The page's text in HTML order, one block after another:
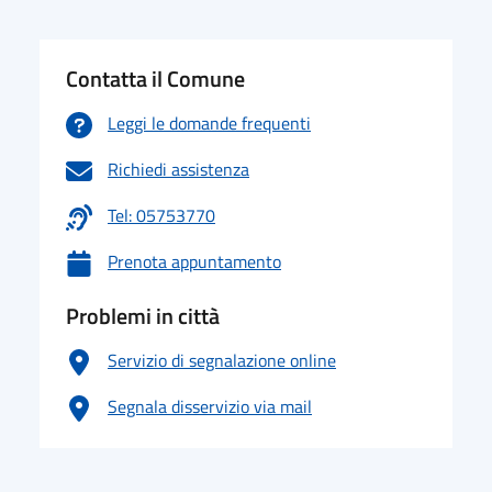
Contatta il Comune
Leggi le domande frequenti
Richiedi assistenza
Tel: 05753770
Prenota appuntamento
Problemi in città
Servizio di segnalazione online
Segnala disservizio via mail